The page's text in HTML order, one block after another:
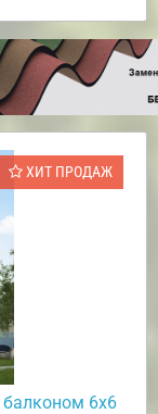
ХИТ ПРОДАЖ
6х6